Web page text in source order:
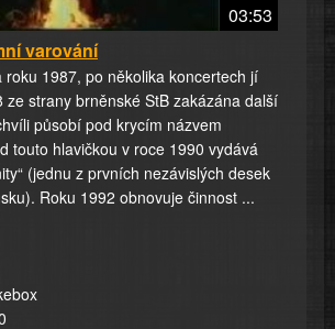
03:53
varování
roku 1987, po několika koncertech jí
ze strany brněnské StB zakázána další
působí pod krycím názvem
touto hlavičkou v roce 1990 vydává
(jednu z prvních nezávislých desek
Roku 1992 obnovuje činnost ...